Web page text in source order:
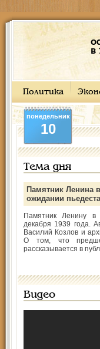
в
Политика
понедельник
10
Тема дня
Памятник Ленина
ожидании
Памятник Ленину
декабря 1939 года.
Василий Козлов и
О том, что
рассказывается в
Видео